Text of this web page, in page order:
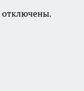
отключены.